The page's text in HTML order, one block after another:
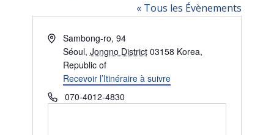
« Tous les Évènements
AdresseSambong-ro, 94
Séoul, Jongno District 03158 Korea,
Republic of
Recevoir l’Itinéraire à suivre
Téléphone
070-4012-4830